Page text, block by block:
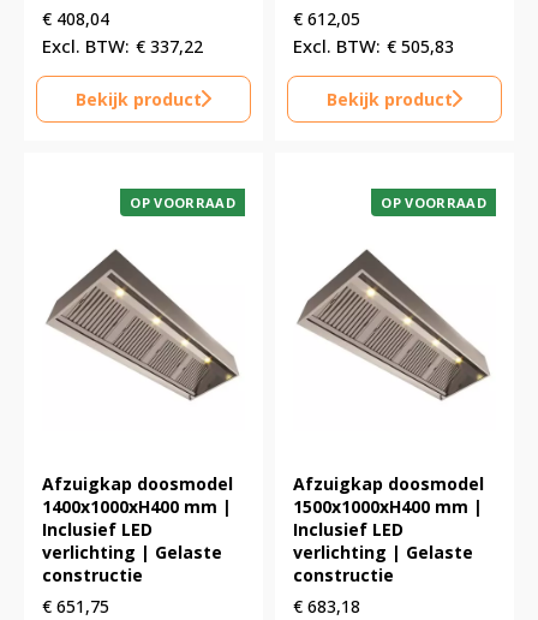
€ 408,04
€ 337,22
Bekijk product
€ 612,05
€ 505,83
Bekijk product
OP VOORRAAD
Afzuigkap doosmodel
1400x1000xH400 mm |
Inclusief LED
verlichting | Gelaste
constructie
€ 651,75
OP VOORRAAD
Afzuigkap doosmodel
1500x1000xH400 mm |
Inclusief LED
verlichting | Gelaste
constructie
€ 683,18